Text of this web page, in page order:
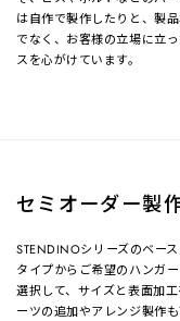
は自作で製作したりと、製
でなく、お客様の立場に立
スを心がけています。
セミオーダー製
STENDINOシリーズのベー
タイプからご希望のハンガ
選択して、サイズと表面加
ーツの追加やアレンジ製作も